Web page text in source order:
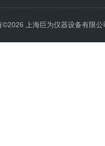
©2026 上海巨为仪器设备有限